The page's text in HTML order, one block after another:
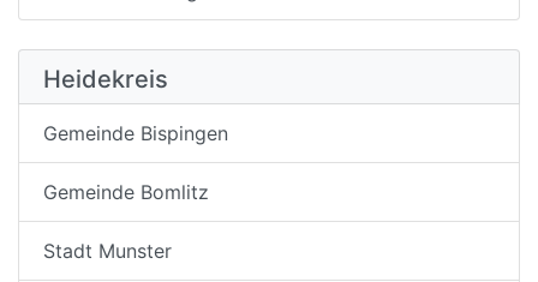
Heidekreis
Gemeinde Bispingen
Gemeinde Bomlitz
Stadt Munster